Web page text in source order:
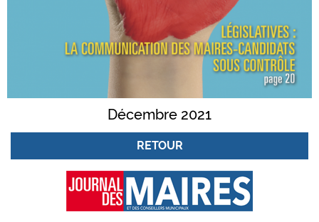
Décembre 2021
RETOUR